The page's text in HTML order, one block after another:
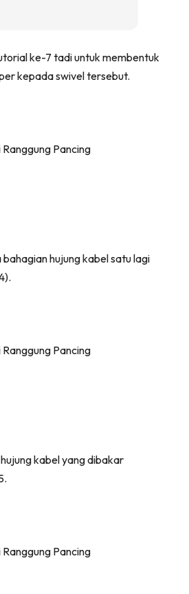
ke-7 tadi untuk membentuk
kepada swivel tersebut.
hujung kabel satu lagi
kabel yang dibakar